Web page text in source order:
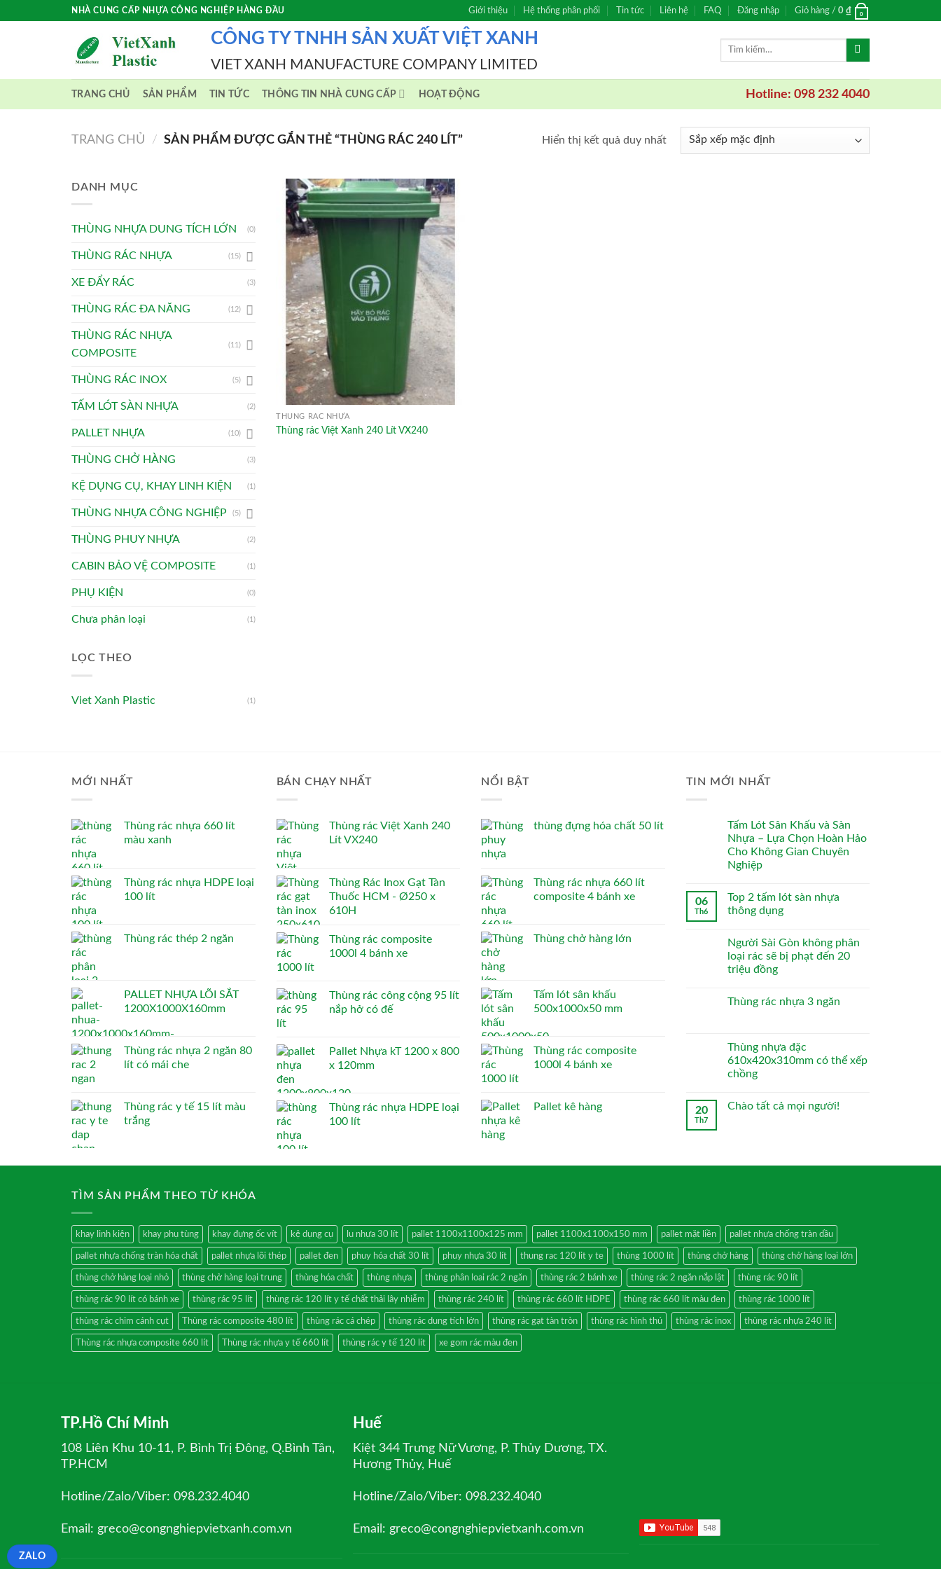
NHÀ CUNG CẤP NHỰA CÔNG NGHIỆP HÀNG ĐẦU Giới thiệu Hệ thống phân phối Tin tức Liên hệ FAQ Đăng nhập Giỏ hàng / 0 ₫ 0
CÔNG TY TNHH SẢN XUẤT VIỆT XANH
VIET XANH MANUFACTURE COMPANY LIMITED
Tìm
TRANG CHỦ SẢN PHẨM TIN TỨC THÔNG TIN NHÀ CUNG CẤP HOẠT ĐỘNG Hotline: 098 232 4040
TRANG CHỦ / SẢN PHẨM ĐƯỢC GẮN THẺ “THÙNG RÁC 240 LÍT” Hiển thị kết quả duy nhất
DANH MỤC
THÙNG NHỰA DUNG TÍCH LỚN (0)
THÙNG RÁC NHỰA (15)
XE ĐẨY RÁC (3)
THÙNG RÁC ĐA NĂNG (12)
THÙNG RÁC NHỰA
COMPOSITE
(11)
THÙNG RÁC INOX (5)
TẤM LÓT SÀN NHỰA (2)
PALLET NHỰA (10)
THÙNG CHỞ HÀNG (3)
KỆ DỤNG CỤ, KHAY LINH KIỆN (1)
THÙNG NHỰA CÔNG NGHIỆP (5)
THÙNG PHUY NHỰA (2)
CABIN BẢO VỆ COMPOSITE (1)
PHỤ KIỆN (0)
Chưa phân loại (1)
LỌC THEO
Viet Xanh Plastic (1)
THÙNG RÁC NHỰA
Thùng rác Việt Xanh 240 Lít VX240
MỚI NHẤT
Thùng rác nhựa 660 lít
màu xanh
Thùng rác nhựa HDPE loại
100 lít
Thùng rác thép 2 ngăn
PALLET NHỰA LÕI SẮT
1200X1000X160mm
Thùng rác nhựa 2 ngăn 80
lít có mái che
Thùng rác y tế 15 lít màu
trắng
BÁN CHẠY NHẤT
Thùng rác Việt Xanh 240
Lít VX240
Thùng Rác Inox Gạt Tàn
Thuốc HCM - Ø250 x
610H
Thùng rác composite
1000l 4 bánh xe
Thùng rác công cộng 95 lít
nắp hở có đế
Pallet Nhựa kT 1200 x 800
x 120mm
Thùng rác nhựa HDPE loại
100 lít
NỔI BẬT
thùng đựng hóa chất 50 lít
Thùng rác nhựa 660 lít
composite 4 bánh xe
Thùng chở hàng lớn
Tấm lót sân khấu
500x1000x50 mm
Thùng rác composite
1000l 4 bánh xe
Pallet kê hàng
TIN MỚI NHẤT
Tấm Lót Sân Khấu và Sàn
Nhựa – Lựa Chọn Hoàn Hảo
Cho Không Gian Chuyên
Nghiệp
06
Th6
Top 2 tấm lót sàn nhựa
thông dụng
Người Sài Gòn không phân
loại rác sẽ bị phạt đến 20
triệu đồng
Thùng rác nhựa 3 ngăn
Thùng nhựa đặc
610x420x310mm có thể xếp
chồng
20
Th7
Chào tất cả mọi người!
TÌM SẢN PHẨM THEO TỪ KHÓA
khay linh kiện khay phụ tùng khay đựng ốc vít kệ dụng cụ lu nhựa 30 lít pallet 1100x1100x125 mm pallet 1100x1100x150 mm pallet mặt liền pallet nhựa chống tràn dầu
pallet nhựa chống tràn hóa chất pallet nhựa lõi thép pallet đen phuy hóa chất 30 lít phuy nhựa 30 lít thung rac 120 lit y te thùng 1000 lít thùng chở hàng thùng chở hàng loại lớn
thùng chở hàng loại nhỏ thùng chở hàng loại trung thùng hóa chất thùng nhựa thùng phân loai rác 2 ngăn thùng rác 2 bánh xe thùng rác 2 ngăn nắp lật thùng rác 90 lít
thùng rác 90 lít có bánh xe thùng rác 95 lít thùng rác 120 lít y tế chất thải lây nhiễm thùng rác 240 lít thùng rác 660 lít HDPE thùng rác 660 lít màu đen thùng rác 1000 lít
thùng rác chim cánh cụt Thùng rác composite 480 lít thùng rác cá chép thùng rác dung tích lớn thùng rác gạt tàn tròn thùng rác hình thú thùng rác inox thùng rác nhựa 240 lít
Thùng rác nhựa composite 660 lít Thùng rác nhựa y tế 660 lít thùng rác y tế 120 lít xe gom rác màu đen
TP.Hồ Chí Minh
108 Liên Khu 10-11, P. Bình Trị Đông, Q.Bình Tân,
TP.HCM
Hotline/Zalo/Viber: 098.232.4040
Email: greco@congnghiepvietxanh.com.vn
Huế
Kiệt 344 Trưng Nữ Vương, P. Thủy Dương, TX.
Hương Thủy, Huế
Hotline/Zalo/Viber: 098.232.4040
Email: greco@congnghiepvietxanh.com.vn
ZALO